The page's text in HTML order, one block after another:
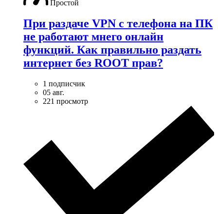
Простой
При раздаче VPN с телефона на ПК
не работают мнего онлайн
функций. Как правильно раздать
интернет без ROOT прав?
1 подписчик
05 авг.
221 просмотр